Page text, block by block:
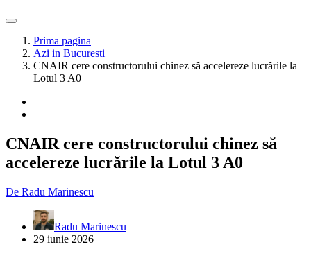
Prima pagina
Azi in Bucuresti
CNAIR cere constructorului chinez să accelereze lucrările la
Lotul 3 A0
CNAIR cere constructorului chinez să
accelereze lucrările la Lotul 3 A0
De Radu Marinescu
Radu Marinescu
29 iunie 2026